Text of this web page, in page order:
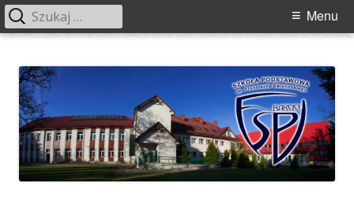
treści
Świebockiego w Barcicach
Menu
Menu
Szukaj: